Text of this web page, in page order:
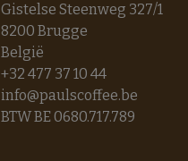
Gistelse Steenweg 327/1
8200 Brugge
België
+32 477 37 10 44
info@paulscoffee.be
BTW BE 0680.717.789